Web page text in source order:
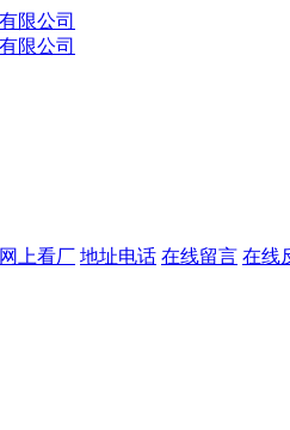
网上看厂 地址电话 在线留言 在线